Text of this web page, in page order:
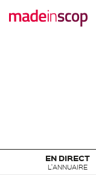
EN DIRECT
L'ANNUAIRE